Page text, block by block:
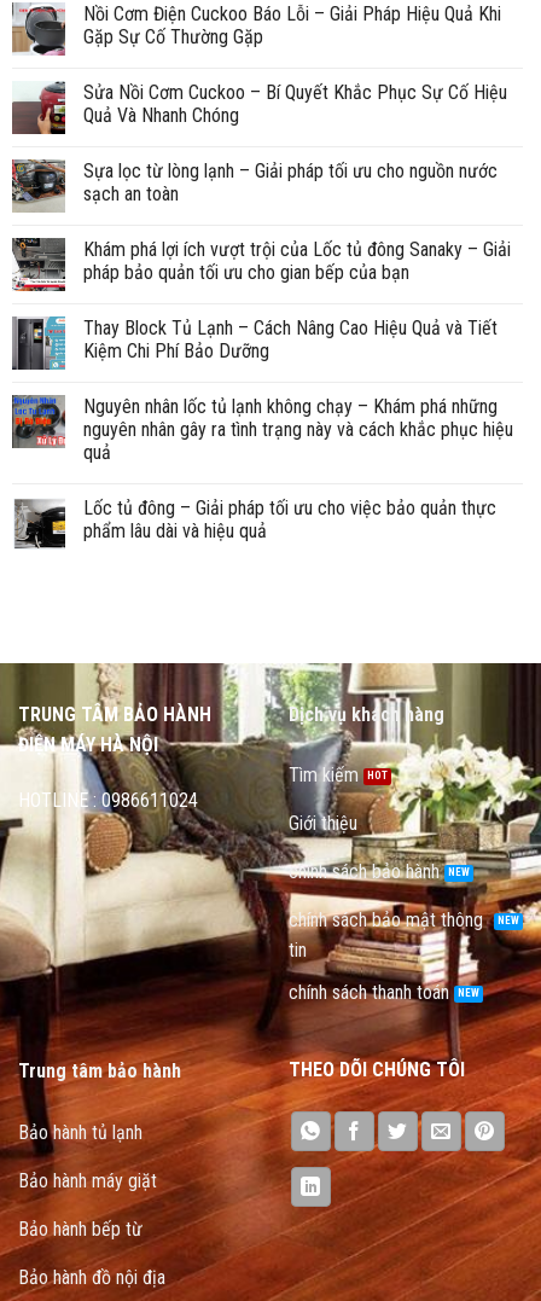
Nồi Cơm Điện Cuckoo Báo Lỗi – Giải Pháp Hiệu Quả Khi
Gặp Sự Cố Thường Gặp
Sửa Nồi Cơm Cuckoo – Bí Quyết Khắc Phục Sự Cố Hiệu
Quả Và Nhanh Chóng
Sựa lọc từ lòng lạnh – Giải pháp tối ưu cho nguồn nước
sạch an toàn
Khám phá lợi ích vượt trội của Lốc tủ đông Sanaky – Giải
pháp bảo quản tối ưu cho gian bếp của bạn
Thay Block Tủ Lạnh – Cách Nâng Cao Hiệu Quả và Tiết
Kiệm Chi Phí Bảo Dưỡng
Nguyên nhân lốc tủ lạnh không chạy – Khám phá những
nguyên nhân gây ra tình trạng này và cách khắc phục hiệu
quả
Lốc tủ đông – Giải pháp tối ưu cho việc bảo quản thực
phẩm lâu dài và hiệu quả
TRUNG TÂM BẢO HÀNH
ĐIỆN MÁY HÀ NỘI
HOTLINE : 0986611024
Dịch vụ khách hàng
Tìm kiếm
Giới thiệu
chính sách bảo hành
chính sách bảo mật thông
tin
chính sách thanh toán
Trung tâm bảo hành
Bảo hành tủ lạnh
Bảo hành máy giặt
Bảo hành bếp từ
Bảo hành đồ nội địa
THEO DÕI CHÚNG TÔI